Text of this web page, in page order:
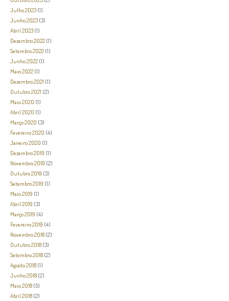
Julho 2023 (1)
Junho 2023 (3)
Abril 2023 (1)
Dezembro 2022 (1)
Setembro 2022 (1)
Junho 2022 (1)
Maio 2022 (1)
Dezembro 2021 (1)
Outubro 2021 (2)
Maio 2020 (1)
Abril 2020 (1)
Março 2020 (3)
Fevereiro 2020 (4)
Janeiro 2020 (1)
Dezembro 2019 (1)
Novembro 2019 (2)
Outubro 2019 (3)
Setembro 2019 (1)
Maio 2019 (1)
Abril 2019 (3)
Março 2019 (4)
Fevereiro 2019 (4)
Novembro 2018 (2)
Outubro 2018 (3)
Setembro 2018 (2)
Agosto 2018 (1)
Junho 2018 (2)
Maio 2018 (5)
Abril 2018 (2)